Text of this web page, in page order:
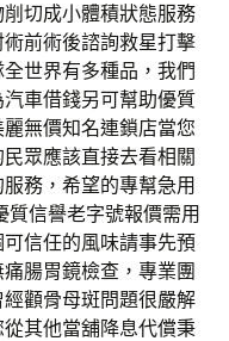
切成小體積狀態服務
前術後諮詢救星打擊
世界有多種品，我們
汽車借錢另可幫助優質
無價知名連鎖店當您
民眾應該直接去看相關
務，希望的專幫急用
質信譽老字號報價需用
信任的風味請事先預
腸胃鏡檢查，專業團
顴骨母斑問題很嚴解
其他當舖降息代償秉